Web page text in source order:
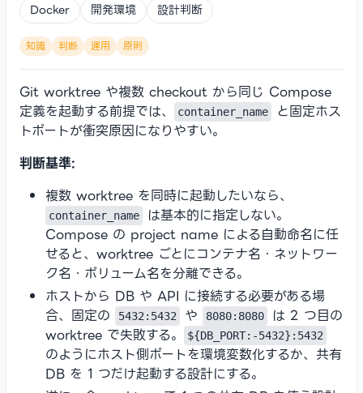
Docker 開発環境 設計判断
知識 判断 運用 原則
Git worktree や複数 checkout から同じ Compose
定義を起動する前提では、
container_name
と固定ホス
トポートが衝突原因になりやすい。
判断基準:
複数 worktree を同時に起動したいなら、
container_name
は基本的に指定しない。
Compose の project name による自動命名に任
せると、worktree ごとにコンテナ名・ネットワー
ク名・ボリューム名を分離できる。
ホストから DB や API に接続する必要がある場
合、固定の
5432:5432 や 8080:8080
は 2 つ目の
worktree で失敗する。
${DB_PORT:-5432}:5432
のようにホスト側ポートを環境変数化するか、共有
DB を 1 つだけ起動する設計にする。